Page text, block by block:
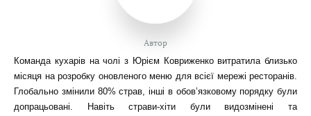
Автор
Команда кухарів на чолі з Юрієм Ковриженко витратила близько
місяця на розробку оновленого меню для всієї мережі ресторанів.
Глобально змінили 80% страв, інші в обов’язковому порядку були
допрацьовані. Навіть страви-хіти були видозмінені та